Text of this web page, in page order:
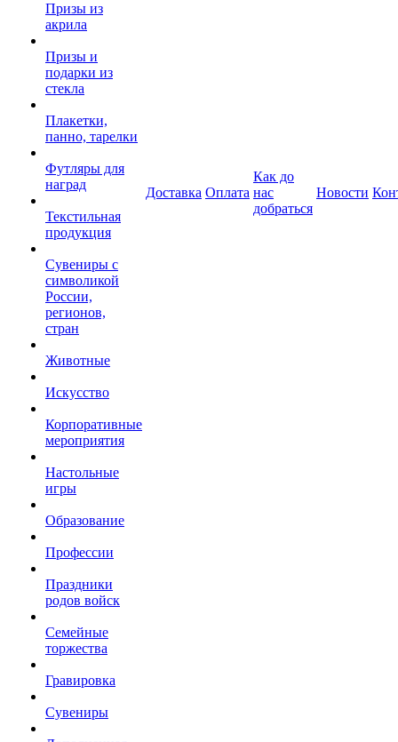
Призы из
акрила
Призы и
подарки из
стекла
Плакетки,
панно, тарелки
Футляры для
наград
Текстильная
продукция
Сувениры с
символикой
России,
регионов,
стран
Животные
Искусство
Корпоративные
мероприятия
Настольные
игры
Образование
Профессии
Праздники
родов войск
Семейные
торжества
Гравировка
Сувениры
Доставка Оплата
Как до
нас
добраться
Новости